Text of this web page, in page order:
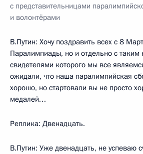
с представительницами
и волонтёрами
В.Путин: Хочу поздравить всех с 8
Паралимпиады, но и отдельно с таким
свидетелями которого мы все
ожидали, что наша паралимпийская
хорошо, но стартовали вы не просто
медалей…
Реплика: Двенадцать.
В.Путин: Уже двенадцать, не успеваю